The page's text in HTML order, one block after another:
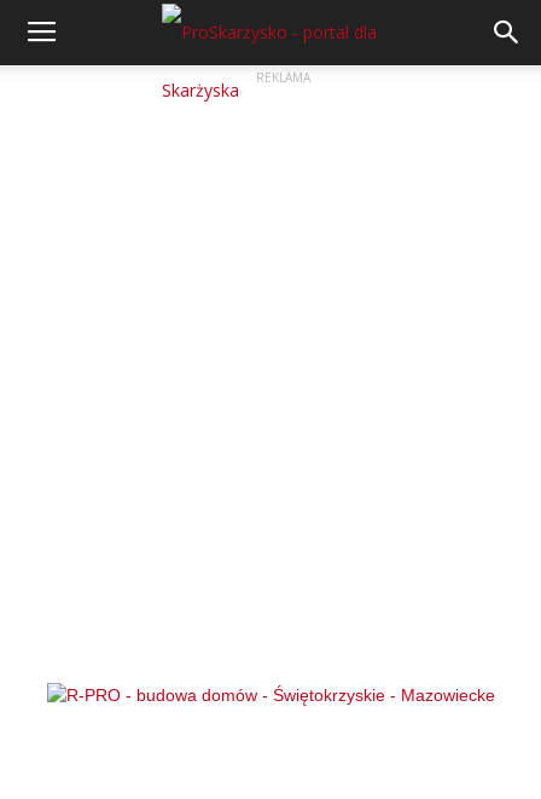
REKLAMA